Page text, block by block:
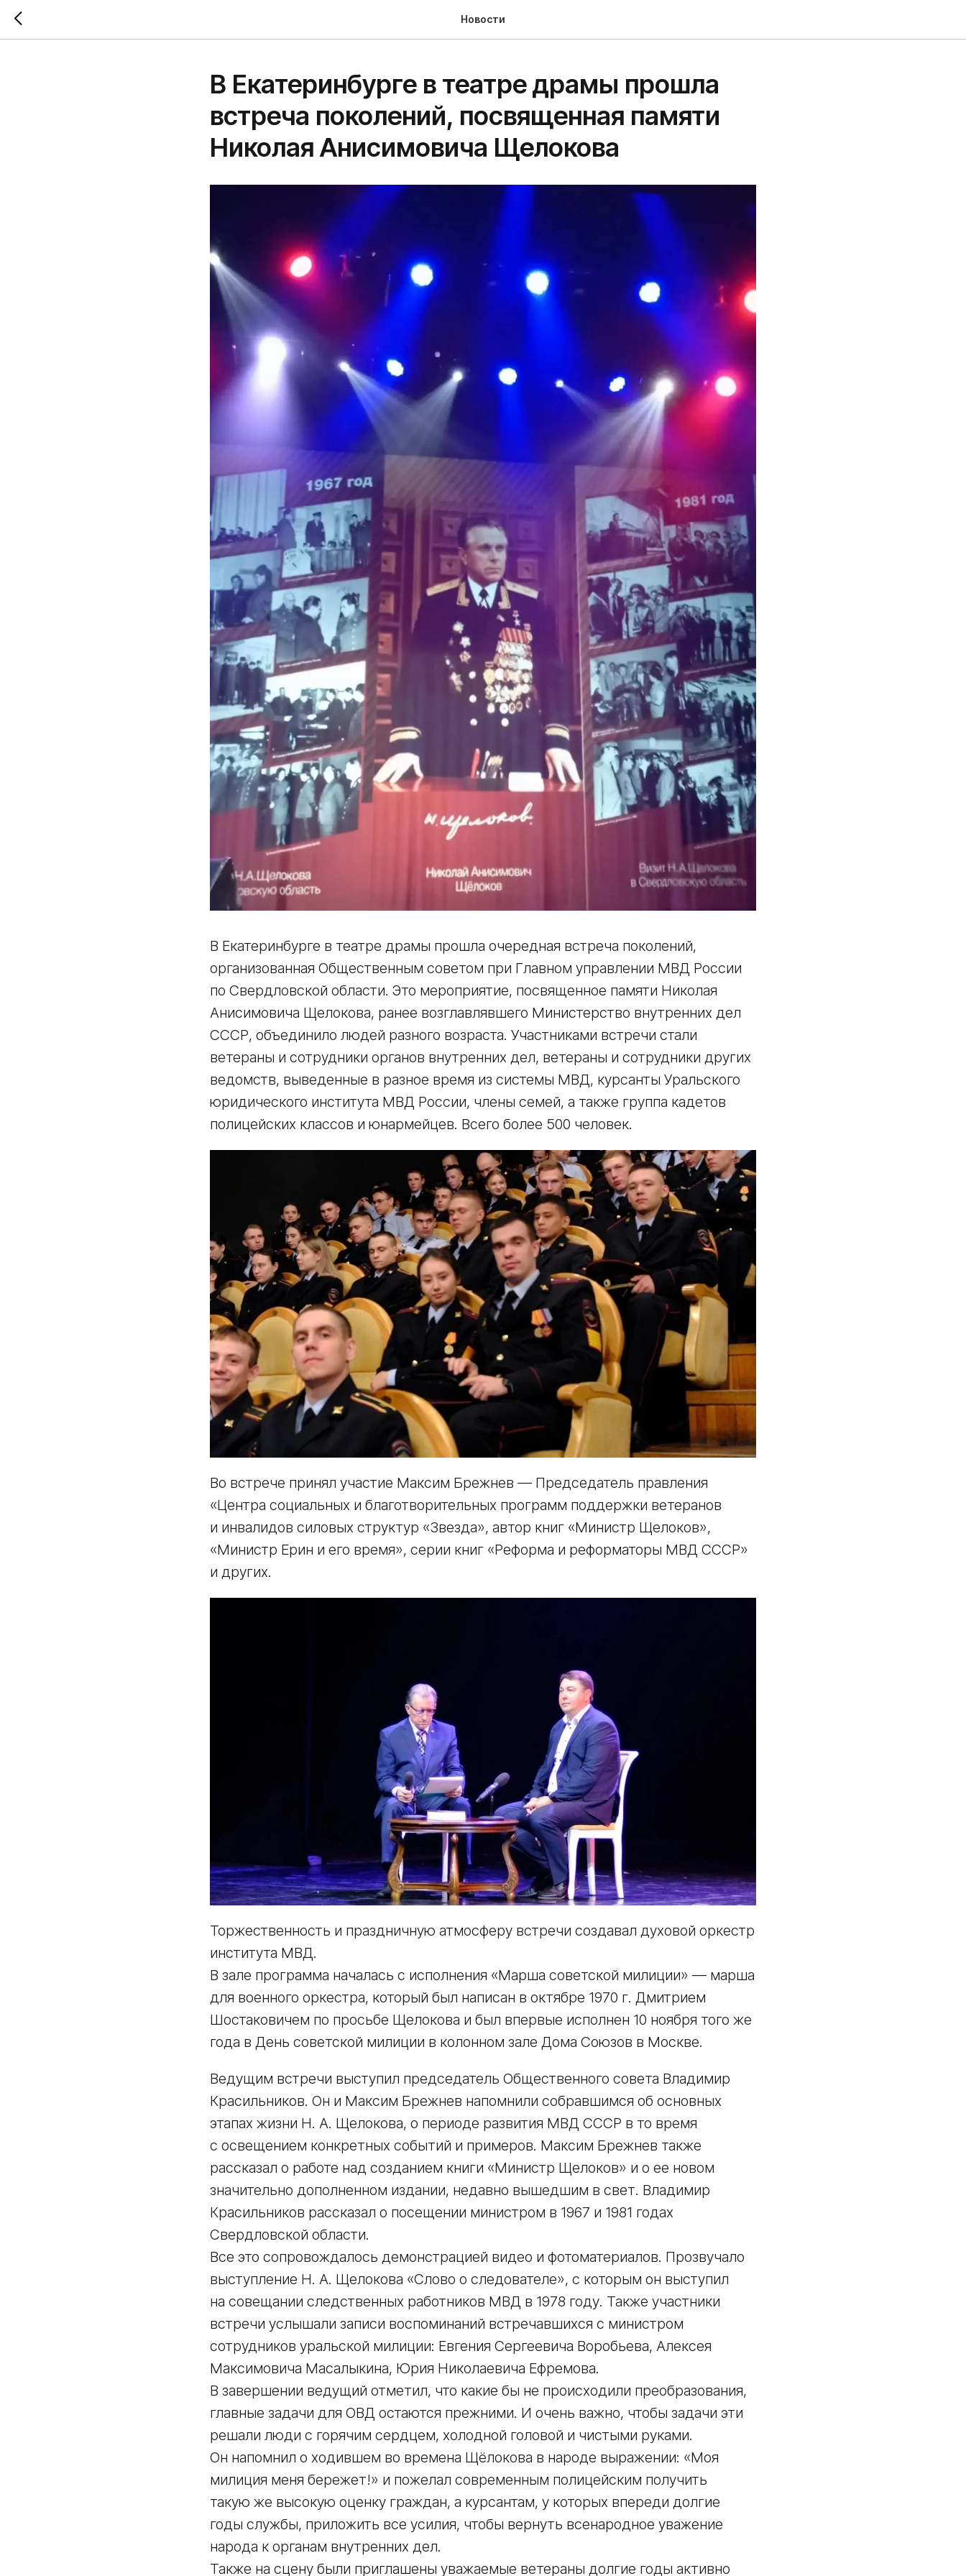
Новости
В Екатеринбурге в театре драмы прошла
встреча поколений, посвященная памяти
Николая Анисимовича Щелокова
В Екатеринбурге в театре драмы прошла очередная встреча поколений,
организованная Общественным советом при Главном управлении МВД России
по Свердловской области. Это мероприятие, посвященное памяти Николая
Анисимовича Щелокова, ранее возглавлявшего Министерство внутренних дел
СССР, объединило людей разного возраста. Участниками встречи стали
ветераны и сотрудники органов внутренних дел, ветераны и сотрудники других
ведомств, выведенные в разное время из системы МВД, курсанты Уральского
юридического института МВД России, члены семей, а также группа кадетов
полицейских классов и юнармейцев. Всего более 500 человек.
Во встрече принял участие Максим Брежнев — Председатель правления
«Центра социальных и благотворительных программ поддержки ветеранов
и инвалидов силовых структур «Звезда», автор книг «Министр Щелоков»,
«Министр Ерин и его время», серии книг «Реформа и реформаторы МВД СССР»
и других.
Торжественность и праздничную атмосферу встречи создавал духовой оркестр
института МВД.
В зале программа началась с исполнения «Марша советской милиции» — марша
для военного оркестра, который был написан в октябре 1970 г. Дмитрием
Шостаковичем по просьбе Щелокова и был впервые исполнен 10 ноября того же
года в День советской милиции в колонном зале Дома Союзов в Москве.
Ведущим встречи выступил председатель Общественного совета Владимир
Красильников. Он и Максим Брежнев напомнили собравшимся об основных
этапах жизни Н. А. Щелокова, о периоде развития МВД СССР в то время
с освещением конкретных событий и примеров. Максим Брежнев также
рассказал о работе над созданием книги «Министр Щелоков» и о ее новом
значительно дополненном издании, недавно вышедшим в свет. Владимир
Красильников рассказал о посещении министром в 1967 и 1981 годах
Свердловской области.
Все это сопровождалось демонстрацией видео и фотоматериалов. Прозвучало
выступление Н. А. Щелокова «Слово о следователе», с которым он выступил
на совещании следственных работников МВД в 1978 году. Также участники
встречи услышали записи воспоминаний встречавшихся с министром
сотрудников уральской милиции: Евгения Сергеевича Воробьева, Алексея
Максимовича Масалыкина, Юрия Николаевича Ефремова.
В завершении ведущий отметил, что какие бы не происходили преобразования,
главные задачи для ОВД остаются прежними. И очень важно, чтобы задачи эти
решали люди с горячим сердцем, холодной головой и чистыми руками.
Он напомнил о ходившем во времена Щёлокова в народе выражении: «Моя
милиция меня бережет!» и пожелал современным полицейским получить
такую же высокую оценку граждан, а курсантам, у которых впереди долгие
годы службы, приложить все усилия, чтобы вернуть всенародное уважение
народа к органам внутренних дел.
Также на сцену были приглашены уважаемые ветераны долгие годы активно